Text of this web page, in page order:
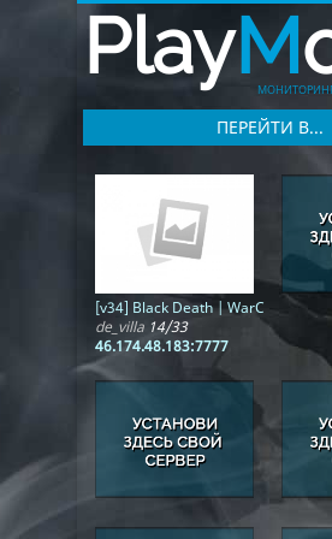
PlayM
ПЕРЕЙТИ В...
[v34] Black Death | WarCraft |
de_villa 14/33
46.174.48.183:7777